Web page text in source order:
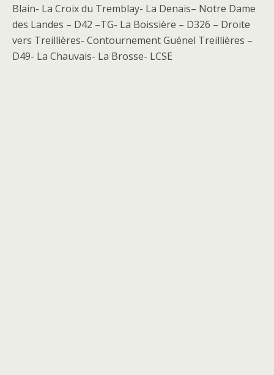
Blain- La Croix du Tremblay- La Denais– Notre Dame
des Landes – D42 –TG- La Boissière – D326 – Droite
vers Treillières- Contournement Guénel Treillières –
D49- La Chauvais- La Brosse- LCSE